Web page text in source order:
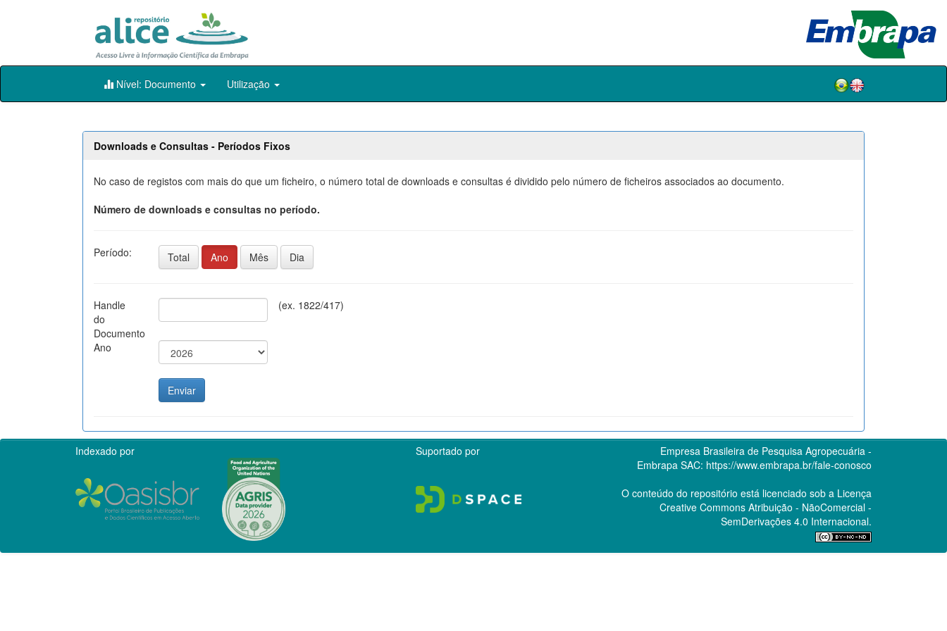
Skip
Nível: Documento Utilização
Downloads e Consultas - Períodos Fixos
No caso de registos com mais do que um ficheiro, o número total de downloads e consultas é dividido pelo número de ficheiros associados ao documento.
Número de downloads e consultas no período.
Período: Total Ano Mês Dia
Handle
do
Documento
(ex. 1822/417)
Ano
Indexado por Suportado por
Empresa Brasileira de Pesquisa Agropecuária -
Embrapa SAC: https://www.embrapa.br/fale-conosco
O conteúdo do repositório está licenciado sob a Licença
Creative CommonsAtribuição - NãoComercial -
SemDerivações 4.0 Internacional.